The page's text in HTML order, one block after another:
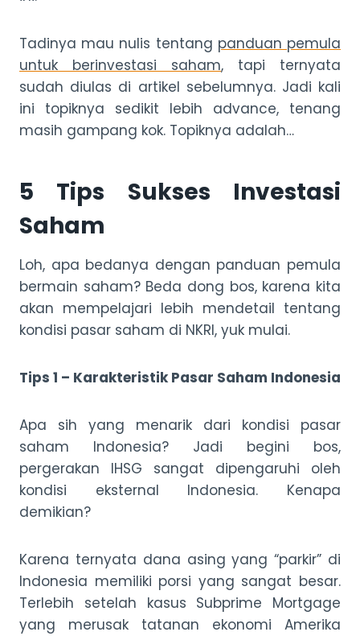
Tadinya mau nulis tentang panduan pemula
untuk berinvestasi saham, tapi ternyata
sudah diulas di artikel sebelumnya. Jadi kali
ini topiknya sedikit lebih advance, tenang
masih gampang kok. Topiknya adalah…
5 Tips Sukses Investasi
Saham
Loh, apa bedanya dengan panduan pemula
bermain saham? Beda dong bos, karena kita
akan mempelajari lebih mendetail tentang
kondisi pasar saham di NKRI, yuk mulai.
Tips 1 – Karakteristik Pasar Saham Indonesia
Apa sih yang menarik dari kondisi pasar
saham Indonesia? Jadi begini bos,
pergerakan IHSG sangat dipengaruhi oleh
kondisi eksternal Indonesia. Kenapa
demikian?
Karena ternyata dana asing yang “parkir” di
Indonesia memiliki porsi yang sangat besar.
Terlebih setelah kasus Subprime Mortgage
yang merusak tatanan ekonomi Amerika